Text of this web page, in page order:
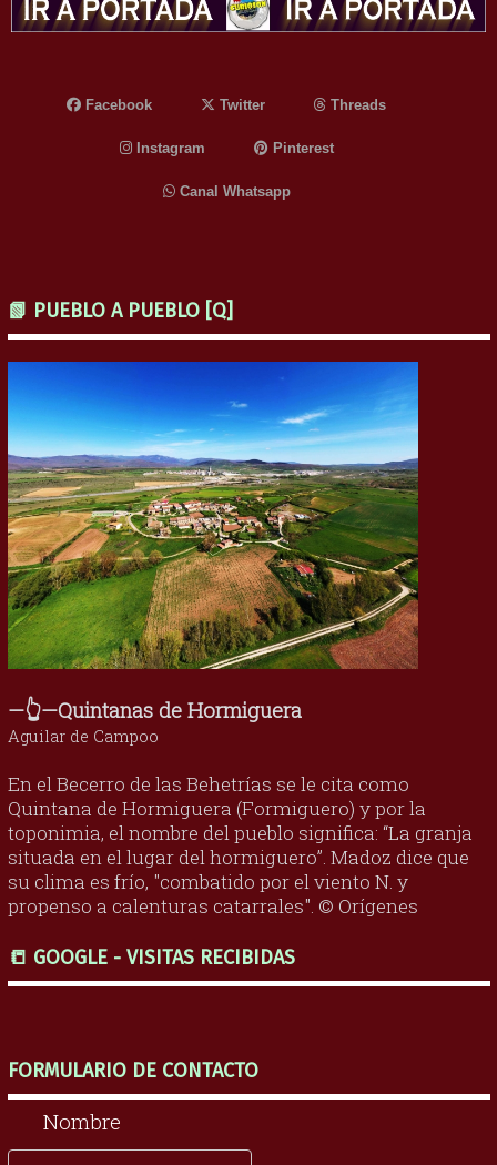
Facebook Twitter Threads
Instagram Pinterest
Canal Whatsapp
📗 PUEBLO A PUEBLO [Q]
—👆—Quintanas de Hormiguera
Aguilar de Campoo
En el Becerro de las Behetrías se le cita como
Quintana de Hormiguera (Formiguero) y por la
toponimia, el nombre del pueblo significa: “La granja
situada en el lugar del hormiguero”. Madoz dice que
su clima es frío, "combatido por el viento N. y
propenso a calenturas catarrales". © Orígenes
📒 GOOGLE - VISITAS RECIBIDAS
FORMULARIO DE CONTACTO
Nombre